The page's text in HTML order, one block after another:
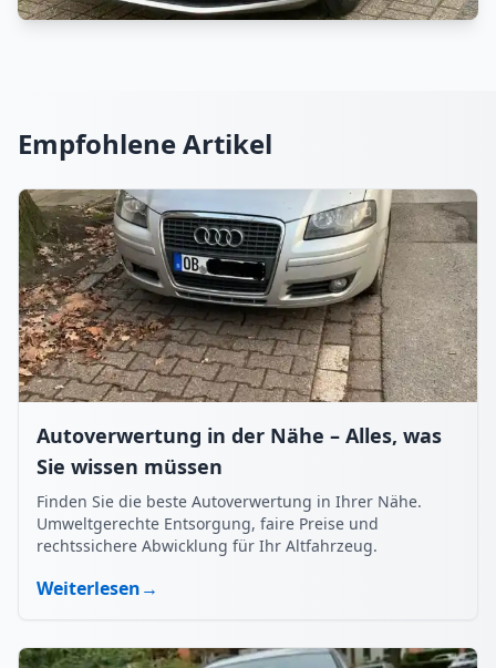
Empfohlene Artikel
Autoverwertung in der Nähe – Alles, was
Sie wissen müssen
Finden Sie die beste Autoverwertung in Ihrer Nähe.
Umweltgerechte Entsorgung, faire Preise und
rechtssichere Abwicklung für Ihr Altfahrzeug.
Weiterlesen→